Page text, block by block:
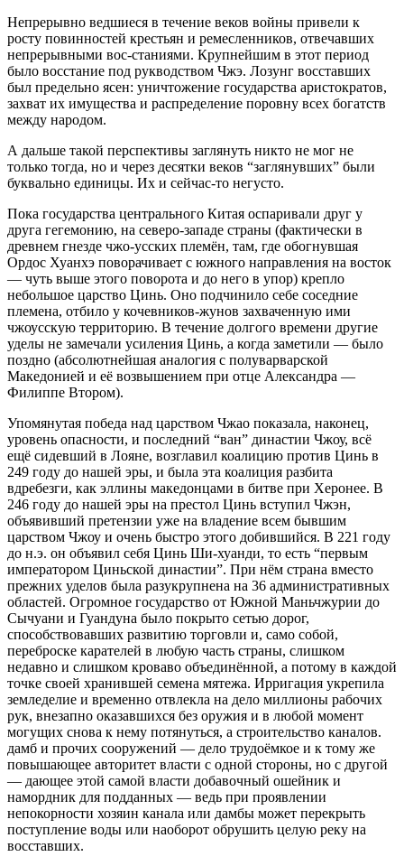
Непрерывно ведшиеся в течение веков войны привели к
росту повинностей крестьян и ремесленников, отвечавших
непрерывными вос-станиями. Крупнейшим в этот период
было восстание под рукводством Чжэ. Лозунг восставших
был предельно ясен: уничтожение государства аристократов,
захват их имущества и распределение поровну всех богатств
между народом.
А дальше такой перспективы заглянуть никто не мог не
только тогда, но и через десятки веков “заглянувших” были
буквально единицы. Их и сейчас-то негусто.
Пока государства центрального Китая оспаривали друг у
друга гегемонию, на северо-западе страны (фактически в
древнем гнезде чжо-усских племён, там, где обогнувшая
Ордос Хуанхэ поворачивает с южного направления на восток
— чуть выше этого поворота и до него в упор) крепло
небольшое царство Цинь. Оно подчинило себе соседние
племена, отбило у кочевников-жунов захваченную ими
чжоусскую территорию. В течение долгого времени другие
уделы не замечали усиления Цинь, а когда заметили — было
поздно (абсолютнейшая аналогия с полуварварской
Македонией и её возвышением при отце Александра —
Филиппе Втором).
Упомянутая победа над царством Чжао показала, наконец,
уровень опасности, и последний “ван” династии Чжоу, всё
ещё сидевший в Лояне, возглавил коалицию против Цинь в
249 году до нашей эры, и была эта коалиция разбита
вдребезги, как эллины македонцами в битве при Херонее. В
246 году до нашей эры на престол Цинь вступил Чжэн,
объявивший претензии уже на владение всем бывшим
царством Чжоу и очень быстро этого добившийся. В 221 году
до н.э. он объявил себя Цинь Ши-хуанди, то есть “первым
императором Циньской династии”. При нём страна вместо
прежних уделов была разукрупнена на 36 административных
областей. Огромное государство от Южной Маньчжурии до
Сычуани и Гуандуна было покрыто сетью дорог,
способствовавших развитию торговли и, само собой,
переброске карателей в любую часть страны, слишком
недавно и слишком кроваво объединённой, а потому в каждой
точке своей хранившей семена мятежа. Ирригация укрепила
земледелие и временно отвлекла на дело миллионы рабочих
рук, внезапно оказавшихся без оружия и в любой момент
могущих снова к нему потянуться, а строительство каналов.
дамб и прочих сооружений — дело трудоёмкое и к тому же
повышающее авторитет власти с одной стороны, но с другой
— дающее этой самой власти добавочный ошейник и
намордник для подданных — ведь при проявлении
непокорности хозяин канала или дамбы может перекрыть
поступление воды или наоборот обрушить целую реку на
восставших.